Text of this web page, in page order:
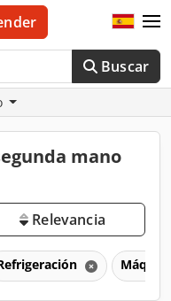
Buscar
mano
Relevancia